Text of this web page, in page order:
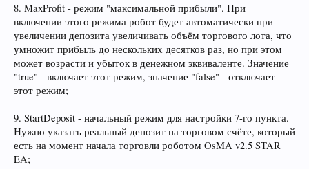
8. MaxProfit - режим "максимальной прибыли". При
включении этого режима робот будет автоматически при
увеличении депозита увеличивать объём торгового лота, что
умножит прибыль до нескольких десятков раз, но при этом
может возрасти и убыток в денежном эквиваленте. Значение
"true" - включает этот режим, значение "false" - отключает
этот режим;
9. StartDeposit - начальный режим для настройки 7-го пункта.
Нужно указать реальный депозит на торговом счёте, который
есть на момент начала торговли роботом OsMA v2.5 STAR
EA;